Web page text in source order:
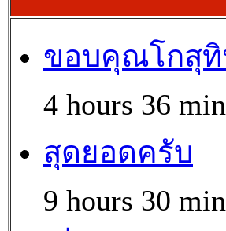
ขอบคุณโกสุ
4 hours 36
สุดยอดครับ
9 hours 30